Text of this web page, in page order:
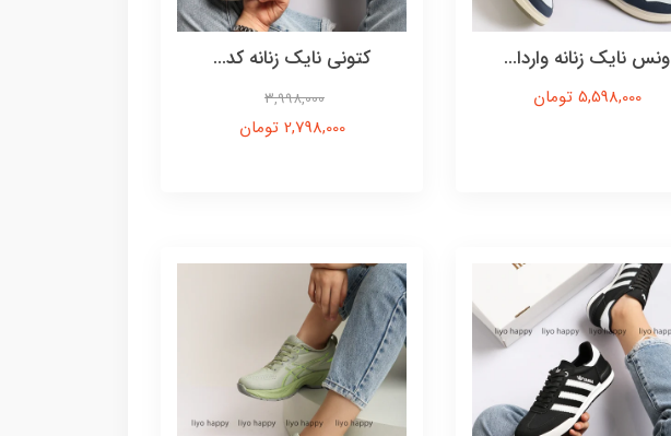
ونس نایک زنانه واردا...
5,598,000 تومان
کتونی نایک زنانه کد...
3,998,000
2,798,000 تومان